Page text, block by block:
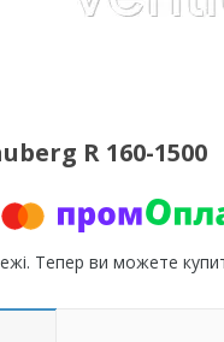
R 160-1500
Тепер ви можете